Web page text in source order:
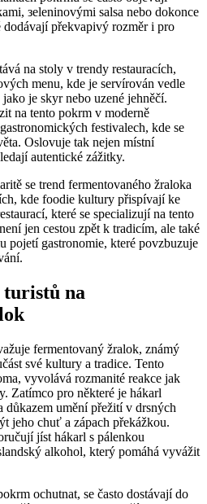
зeleninovými salsa nebo dokonce
překvapivý rozměr i pro
na stoly v trendy restauracích,
menu, kde je servírován vedle
je skyr nebo uzené jehněčí.
na tento pokrm v moderně
festivalech, kde se
Oslovuje tak nejen místní
autentické zážitky.
se trend fermentovaného žraloka
kde foodie kultury přispívají ke
které se specializují na tento
jen cestou zpět k tradicím, ale také
pojetí gastronomie, které povzbuzuje
turistů na
fermentovaný žralok, známý
své kultury a tradice. Tento
vyvolává rozmanité reakce jak
Zatímco pro některé je hákarl
důkazem umění přežití v drsných
jeho chuť a zápach překážkou.
jíst hákarl s pálenkou
alkohol, který pomáhá vyvážit
ochutnat, se často dostávají do